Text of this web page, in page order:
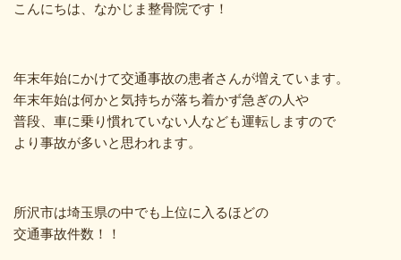
こんにちは、なかじま整骨院です！
年末年始にかけて交通事故の患者さんが増えています。
年末年始は何かと気持ちが落ち着かず急ぎの人や
普段、車に乗り慣れていない人なども運転しますので
より事故が多いと思われます。
所沢市は埼玉県の中でも上位に入るほどの
交通事故件数！！